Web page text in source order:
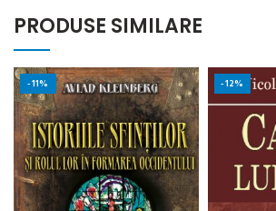
PRODUSE SIMILARE
-11% -12%